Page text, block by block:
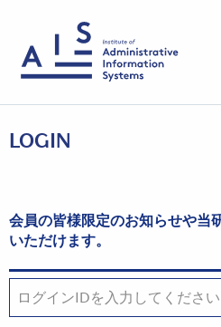
LOGIN
会員の皆様限定のお知らせや当
いただけます。